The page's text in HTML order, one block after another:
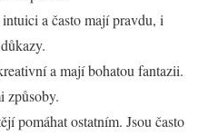
a často mají pravdu, i
a mají bohatou fantazii.
způsoby.
pomáhat ostatním. Jsou často